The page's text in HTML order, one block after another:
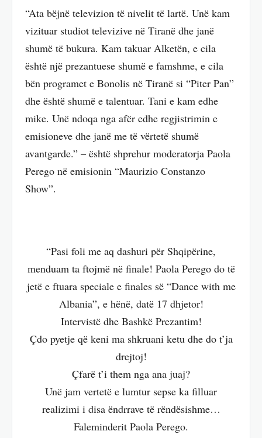
“Ata bëjnë televizion të nivelit të lartë. Unë kam
vizituar studiot televizive në Tiranë dhe janë
shumë të bukura. Kam takuar Alketën, e cila
është një prezantuese shumë e famshme, e cila
bën programet e Bonolis në Tiranë si “Piter Pan”
dhe është shumë e talentuar. Tani e kam edhe
mike. Unë ndoqa nga afër edhe regjistrimin e
emisioneve dhe janë me të vërtetë shumë
avantgarde.” – është shprehur moderatorja Paola
Perego në emisionin “Maurizio Constanzo
Show”.
“Pasi foli me aq dashuri për Shqipërine,
menduam ta ftojmë në finale! Paola Perego do të
jetë e ftuara speciale e finales së “Dance with me
Albania”, e hënë, datë 17 dhjetor!
Intervistë dhe Bashkë Prezantim!
Çdo pyetje që keni ma shkruani ketu dhe do t’ja
drejtoj!
Çfarë t’i them nga ana juaj?
Unë jam vertetë e lumtur sepse ka filluar
realizimi i disa ëndrrave të rëndësishme…
Faleminderit Paola Perego.